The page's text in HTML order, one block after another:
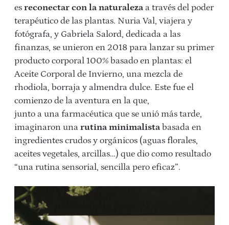
es reconectar con la naturaleza a través del poder
terapéutico de las plantas. Nuria Val, viajera y
fotógrafa, y Gabriela Salord, dedicada a las
finanzas, se unieron en 2018 para lanzar su primer
producto corporal 100% basado en plantas: el
Aceite Corporal de Invierno, una mezcla de
rhodiola, borraja y almendra dulce. Este fue el
comienzo de la aventura en la que,
junto a una farmacéutica que se unió más tarde,
imaginaron una rutina minimalista basada en
ingredientes crudos y orgánicos (aguas florales,
aceites vegetales, arcillas…) que dio como resultado
“una rutina sensorial, sencilla pero eficaz”.